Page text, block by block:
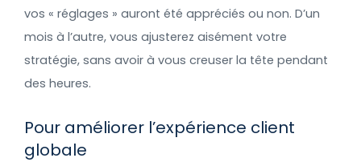
vos « réglages » auront été appréciés ou non. D’un
mois à l’autre, vous ajusterez aisément votre
stratégie, sans avoir à vous creuser la tête pendant
des heures.
Pour améliorer l’expérience client
globale